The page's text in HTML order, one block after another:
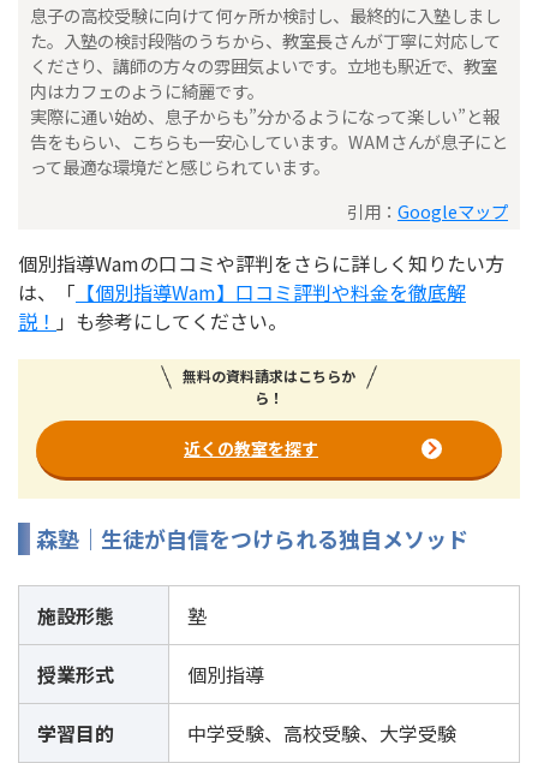
息子の高校受験に向けて何ヶ所か検討し、最終的に入塾しまし
た。入塾の検討段階のうちから、教室長さんが丁寧に対応して
くださり、講師の方々の雰囲気よいです。立地も駅近で、教室
内はカフェのように綺麗です。
実際に通い始め、息子からも”分かるようになって楽しい”と報
告をもらい、こちらも一安心しています。WAMさんが息子にと
って最適な環境だと感じられています。
引用： Googleマップ
個別指導Wamの口コミや評判をさらに詳しく知りたい方
は、「 【個別指導Wam】口コミ評判や料金を徹底解
説！ 」も参考にしてください。
無料の資料請求はこちらか
ら！
近くの教室を探す
森塾｜生徒が自信をつけられる独自メソッド
施設形態 塾
授業形式 個別指導
学習目的 中学受験、高校受験、大学受験